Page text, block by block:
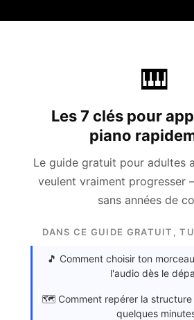
🎹
Les 7 clés pour
piano
Le guide gratuit pour adultes
veulent vraiment progresser
sans années de
DANS CE GUIDE GRATUIT,
🎵 Comment choisir ton
l'audio dès le
🗺️ Comment repérer la structure
quelques